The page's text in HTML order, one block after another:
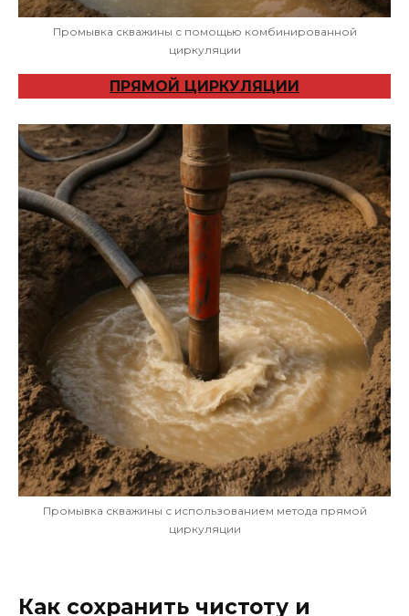
Промывка скважины с помощью комбинированной
циркуляции
ПРЯМОЙ ЦИРКУЛЯЦИИ
Промывка скважины с использованием метода прямой
циркуляции
Как сохранить чистоту и